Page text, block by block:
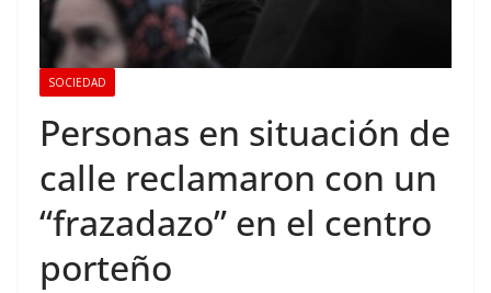
SOCIEDAD
Personas en situación de
calle reclamaron con un
“frazadazo” en el centro
porteño